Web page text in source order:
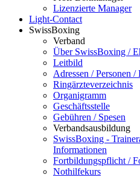
Lizenzierte Manager
Light-Contact
SwissBoxing
Verband
Über SwissBoxing /
Leitbild
Adressen / Personen
Ringärzteverzeichnis
Organigramm
Geschäftsstelle
Gebühren / Spesen
Verbandsausbildung
SwissBoxing -
Informationen
Fortbildungspflicht /
Nothilfekurs